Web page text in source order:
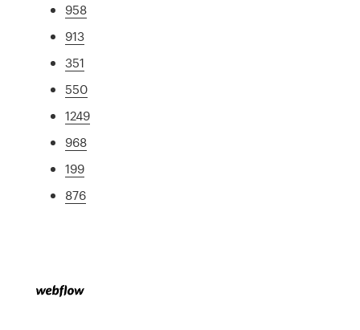
958
913
351
550
1249
968
199
876